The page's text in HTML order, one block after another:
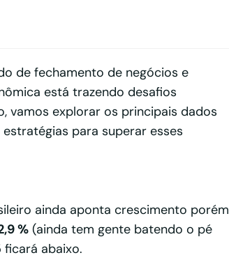
de fechamento de negócios e
está trazendo desafios
vamos explorar os principais dados
para superar esses
ainda aponta crescimento porém
% (ainda tem gente batendo o pé
abaixo.